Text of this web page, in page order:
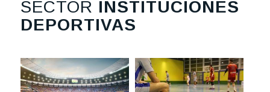
SECTOR INSTITUCIONES
DEPORTIVAS